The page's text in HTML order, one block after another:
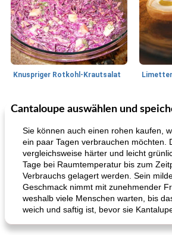
Knuspriger Rotkohl-Krautsalat
21min
Fleisch
Zirkusburger (mit magerem Rinderhackfleisch und Chiasamen)
Cantaloupe auswählen und
Sie können auch einen rohen kaufen,
ein paar Tagen verbrauchen möchten.
vergleichsweise härter und leicht
Tage bei Raumtemperatur bis zum
Verbrauchs gelagert werden. Sein
Geschmack nimmt mit zunehmender
weshalb viele Menschen warten, bis
weich und saftig ist, bevor sie